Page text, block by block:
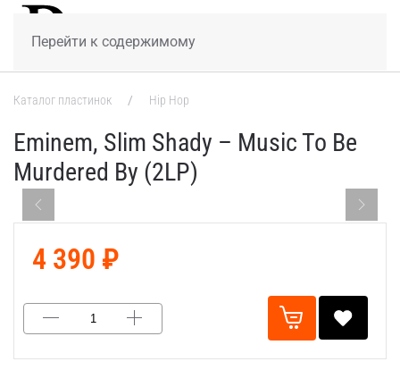
Перейти к содержимому
Каталог пластинок Hip Hop
Eminem, Slim Shady – Music To Be
Murdered By (2LP)
4 390 ₽